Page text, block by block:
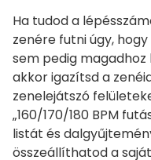
Ha tudod a
zenére futni úgy,
sem pedig
akkor igazítsd a
zenelejátszó
„160/170/180 BPM
listát és
összeállíthatod a